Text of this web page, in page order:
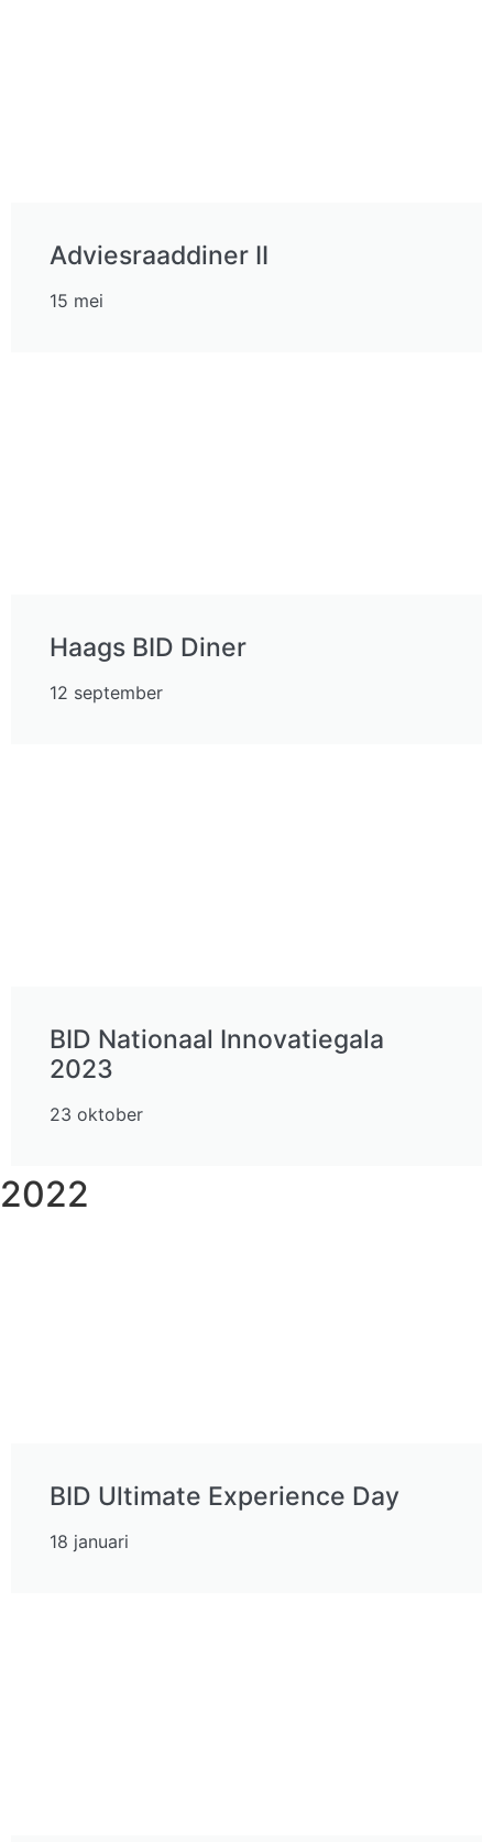
Adviesraaddiner II
15 mei
Haags BID Diner
12 september
BID Nationaal Innovatiegala
2023
23 oktober
2022
BID Ultimate Experience Day
18 januari